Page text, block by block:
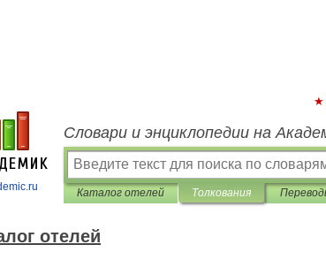
Словари и энциклопедии на
Каталог отелей Толкования
отелей